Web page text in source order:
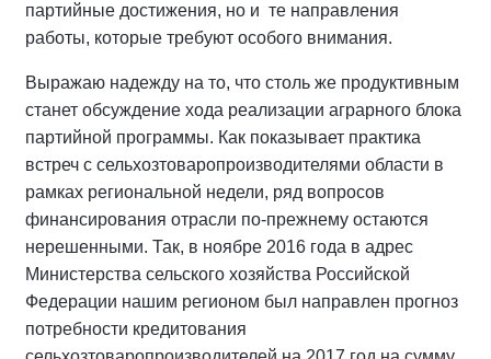
партийные достижения, но и те направления
работы, которые требуют особого внимания.
Выражаю надежду на то, что столь же продуктивным
станет обсуждение хода реализации аграрного блока
партийной программы. Как показывает практика
встреч с сельхозтоваропроизводителями области в
рамках региональной недели, ряд вопросов
финансирования отрасли по-прежнему остаются
нерешенными. Так, в ноябре 2016 года в адрес
Министерства сельского хозяйства Российской
Федерации нашим регионом был направлен прогноз
потребности кредитования